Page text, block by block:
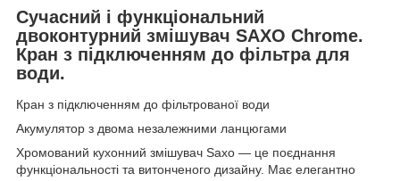
Сучасний і функціональний
двоконтурний змішувач SAXO Chrome.
Кран з підключенням до фільтра для
води.
Кран з підключенням до фільтрованої води
Акумулятор з двома незалежними ланцюгами
Хромований кухонний змішувач Saxo — це поєднання
функціональності та витонченого дизайну. Має елегантно